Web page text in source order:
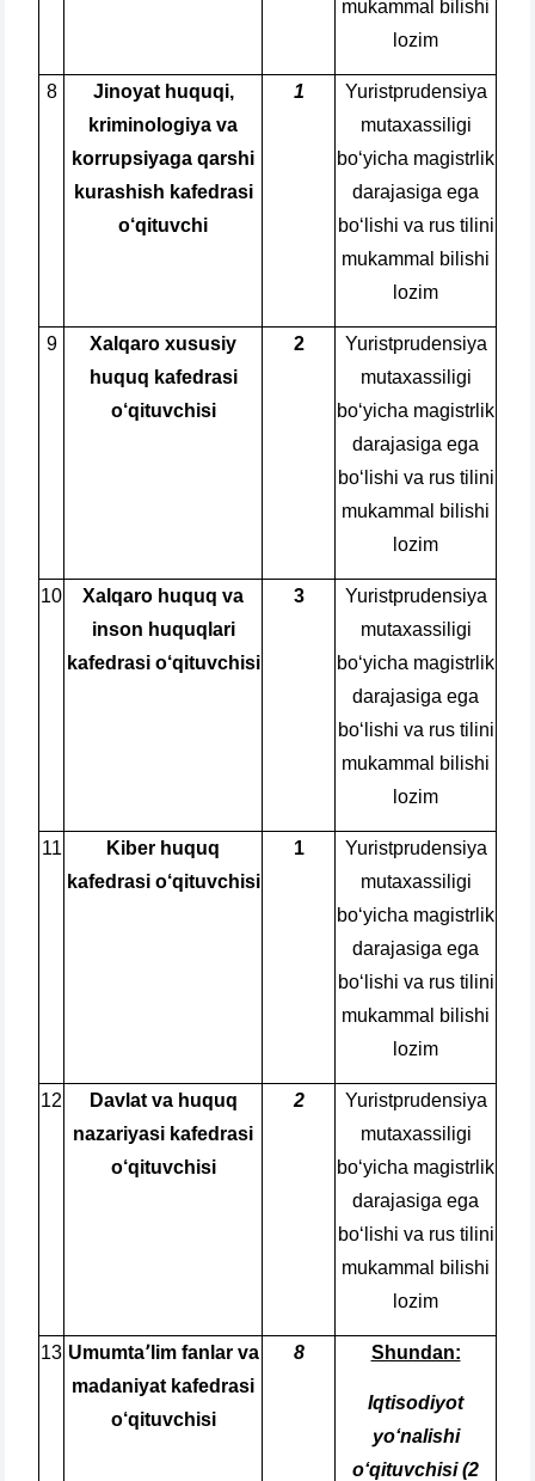
Name and surname
Email
send
mukammal bilishi
lozim
8
Jinoyat huquqi,
kriminologiya va
korrupsiyaga qarshi
kurashish kafedrasi
o‘qituvchi
1
Yuristprudensiya
mutaxassiligi
bo‘yicha magistrlik
darajasiga ega
bo‘lishi va rus tilini
mukammal bilishi
lozim
9
Xalqaro xususiy
huquq kafedrasi
o‘qituvchisi
2
Yuristprudensiya
mutaxassiligi
bo‘yicha magistrlik
darajasiga ega
bo‘lishi va rus tilini
mukammal bilishi
lozim
10
Xalqaro huquq va
inson huquqlari
kafedrasi o‘qituvchisi
3
Yuristprudensiya
mutaxassiligi
bo‘yicha magistrlik
darajasiga ega
bo‘lishi va rus tilini
mukammal bilishi
lozim
11
Kiber huquq
kafedrasi o‘qituvchisi
1
Yuristprudensiya
mutaxassiligi
bo‘yicha magistrlik
darajasiga ega
bo‘lishi va rus tilini
mukammal bilishi
lozim
12
Davlat va huquq
nazariyasi kafedrasi
o‘qituvchisi
2
Yuristprudensiya
mutaxassiligi
bo‘yicha magistrlik
darajasiga ega
bo‘lishi va rus tilini
mukammal bilishi
lozim
13 Umumta՚lim fanlar va
madaniyat kafedrasi
o‘qituvchisi
8 Shundan:
Iqtisodiyot
yo‘nalishi
o‘qituvchisi (2